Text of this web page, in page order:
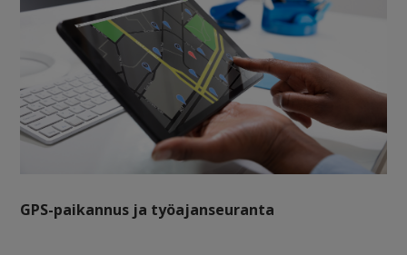
GPS-paikannus ja työajanseuranta